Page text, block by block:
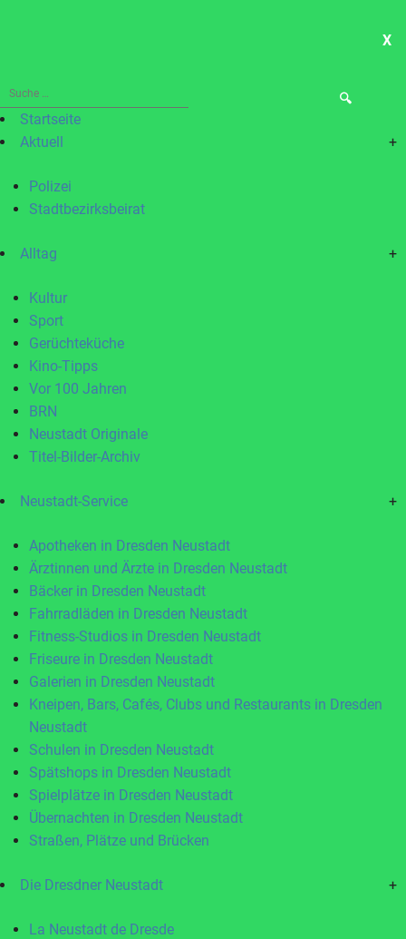
X
Suche
nach:Startseite
Aktuell
+
Polizei
Stadtbezirksbeirat
Alltag +
Kultur
Sport
Gerüchteküche
Kino-Tipps
Vor 100 Jahren
BRN
Neustadt Originale
Titel-Bilder-Archiv
Neustadt-Service +
Apotheken in Dresden Neustadt
Ärztinnen und Ärzte in Dresden Neustadt
Bäcker in Dresden Neustadt
Fahrradläden in Dresden Neustadt
Fitness-Studios in Dresden Neustadt
Friseure in Dresden Neustadt
Galerien in Dresden Neustadt
Kneipen, Bars, Cafés, Clubs und Restaurants in Dresden
Neustadt
Schulen in Dresden Neustadt
Spätshops in Dresden Neustadt
Spielplätze in Dresden Neustadt
Übernachten in Dresden Neustadt
Straßen, Plätze und Brücken
Die Dresdner Neustadt +
La Neustadt de Dresde